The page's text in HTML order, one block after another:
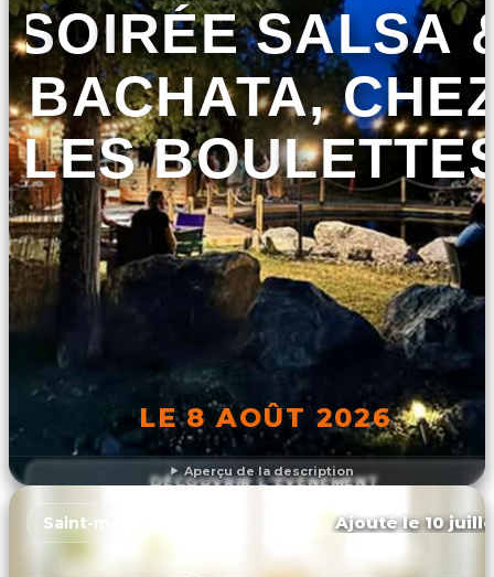
Aperçu de la description
SOIRÉE SALSA
BACHATA,
LES
LE 8 AOÛT 2026
DÉCOUVRIR L'ÉVÉNEMENT
Saint-mont Ajouté le 10